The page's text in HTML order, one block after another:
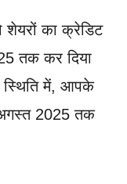
शेयरों का क्रेडिट
तक कर दिया
स्थिति में, आपके
2025 तक